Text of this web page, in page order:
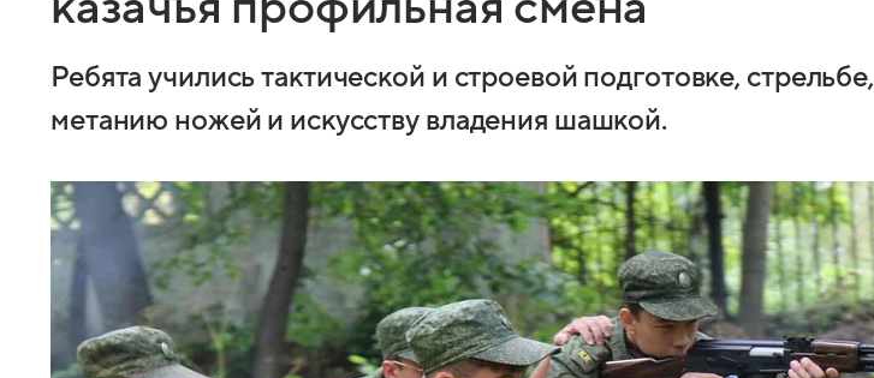
Ребята учились тактической и строевой подготовке, стрельбе,
метанию ножей и искусству владения шашкой.